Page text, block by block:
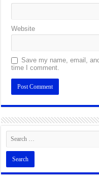
Website
Save my name, email,
time I comment.
Alternative: